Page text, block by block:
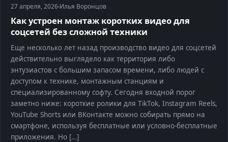
27 апреля, 2026Илья Воронцов
Как устроен монтаж коротких видео для
соцсетей без сложной техники
Еще несколько лет назад производство видео для соцсетей
действительно выглядело как территория либо
энтузиастов с большим запасом времени, либо людей с
доступом к технике, монтажным станциям и
специализированному софту. Сегодня входной порог
заметно ниже: короткие ролики для TikTok, Instagram Reels,
YouTube Shorts или ВКонтакте можно собирать прямо на
смартфоне, используя бесплатные или условно-бесплатные
приложения. Но […]